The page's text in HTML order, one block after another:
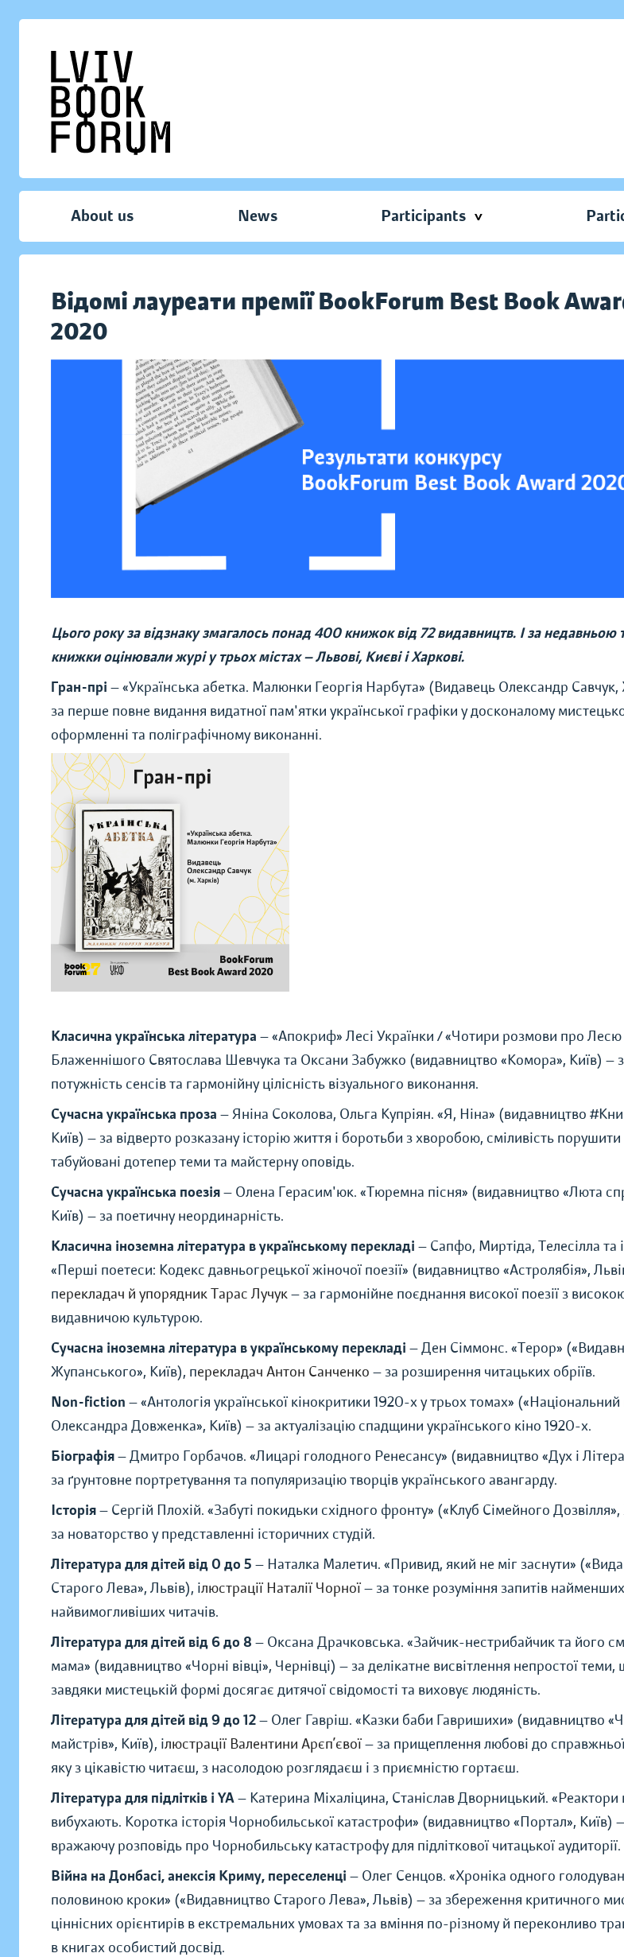
About us News Participants
Відомі лауреати премії BookForum Best Book
2020
Цього року за відзнаку змагалось понад 400 книжок від 72 видавництв. І за недавньою
книжки оцінювали журі у трьох містах — Львові, Києві і Харкові.
Гран-прі —«Українська абетка. Малюнки Георгія Нарбута» (Видавець Олександр Савчук,
за перше повне видання видатної пам'ятки української графіки у досконалому
оформленні та поліграфічному виконанні.
Класична українська література —«Апокриф» Лесі Українки /«Чотири розмови про Лесю
Блаженнішого Святослава Шевчука та Оксани Забужко (видавництво «Комора», Київ) —
потужність сенсів та гармонійну цілісність візуального виконання.
Сучасна українська проза — Яніна Соколова, Ольга Купріян. «Я, Ніна» (видавництво
Київ) — за відверто розказану історію життя і боротьби з хворобою, сміливість порушити
табуйовані дотепер теми та майстерну оповідь.
Сучасна українська поезія— Олена Герасим'юк. «Тюремна пісня» (видавництво «Люта
Київ) — за поетичну неординарність.
Класична іноземна література в українському перекладі — Сапфо, Миртіда, Телесілла та
«Перші поетеси: Кодекс давньогрецької жіночої поезії» (видавництво «Астролябія»,
перекладач й упорядник Тарас Лучук— за гармонійне поєднання високої поезії з
видавничою культурою.
Сучасна іноземна література в українському перекладі — Ден Сіммонс. «Терор» («
Жупанського», Київ), перекладач Антон Санченко — за розширення читацьких обріїв.
Non-fiction —«Антологія української кінокритики 1920-х у трьох томах» («Національний
Олександра Довженка», Київ) — за актуалізацію спадщини українського кіно 1920-х.
Біографія— Дмитро Горбачов. «Лицарі голодного Ренесансу» (видавництво «Дух і Літера
за ґрунтовне портретування та популяризацію творців українського авангарду.
Історія— Сергій Плохій. «Забуті покидьки східного фронту» («Клуб Сімейного Дозвілля»
за новаторство у представленні історичних студій.
Література для дітей від 0 до 5 — Наталка Малетич. «Привид, який не міг заснути» («
Старого Лева», Львів), ілюстрації Наталії Чорної— за тонке розуміння запитів
найвимогливіших читачів.
Література для дітей від 6 до 8 — Оксана Драчковська. «Зайчик-нестрибайчик та його
мама» (видавництво «Чорні вівці», Чернівці) — за делікатне висвітлення непростої теми,
завдяки мистецькій формі досягає дитячої свідомості та виховує людяність.
Література для дітей від 9 до 12— Олег Гавріш. «Казки баби Гавришихи» (видавництво «
майстрів», Київ), ілюстрації Валентини Арєп’євої— за прищеплення любові до
яку з цікавістю читаєш, з насолодою розглядаєш і з приємністю гортаєш.
Література для підлітків і YA— Катерина Міхаліцина, Станіслав Дворницький. «Реактори
вибухають. Коротка історія Чорнобильської катастрофи» (видавництво «Портал», Київ)
вражаючу розповідь про Чорнобильську катастрофу для підліткової читацької аудиторії.
Війна на Донбасі, анексія Криму, переселенці — Олег Сенцов. «Хроніка одного
половиною кроки» («Видавництво Старого Лева», Львів) — за збереження критичного
ціннісних орієнтирів в екстремальних умовах та за вміння по-різному й переконливо
в книгах особистий досвід.